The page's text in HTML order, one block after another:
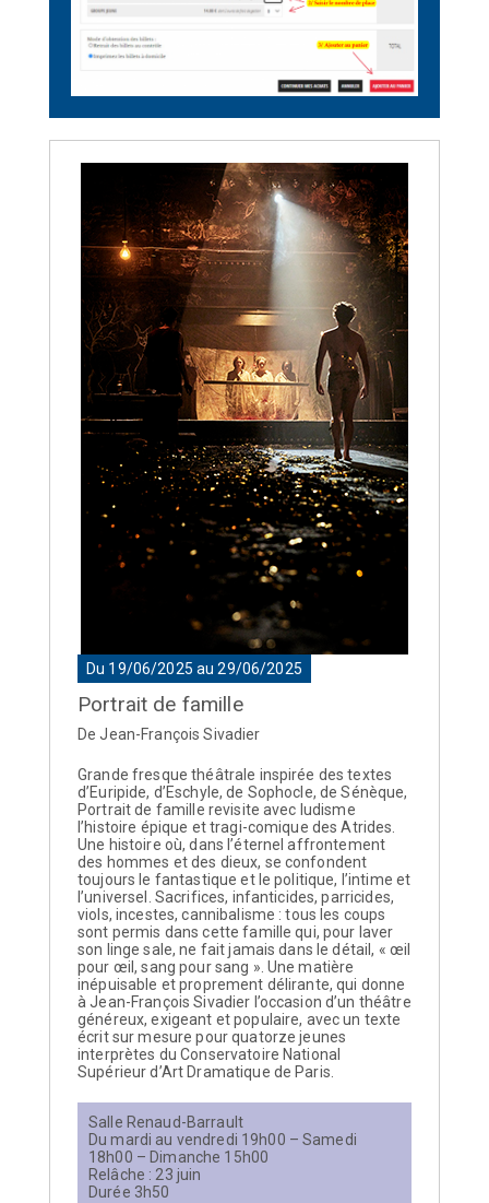
Du 19/06/2025 au 29/06/2025
Portrait de famille
De Jean-François Sivadier
Grande fresque théâtrale inspirée des textes
d’Euripide, d’Eschyle, de Sophocle, de Sénèque,
Portrait de famille revisite avec ludisme
l’histoire épique et tragi-comique des Atrides.
Une histoire où, dans l’éternel affrontement
des hommes et des dieux, se confondent
toujours le fantastique et le politique, l’intime et
l’universel. Sacrifices, infanticides, parricides,
viols, incestes, cannibalisme : tous les coups
sont permis dans cette famille qui, pour laver
son linge sale, ne fait jamais dans le détail, « œil
pour œil, sang pour sang ». Une matière
inépuisable et proprement délirante, qui donne
à Jean-François Sivadier l’occasion d’un théâtre
généreux, exigeant et populaire, avec un texte
écrit sur mesure pour quatorze jeunes
interprètes du Conservatoire National
Supérieur d’Art Dramatique de Paris.
Salle Renaud-Barrault
Du mardi au vendredi 19h00 – Samedi
18h00 – Dimanche 15h00
Relâche : 23 juin
Durée 3h50